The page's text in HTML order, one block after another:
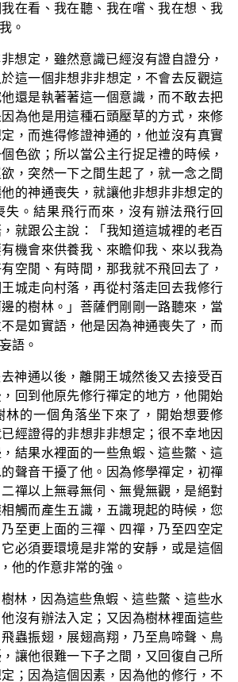
在看、我在聽、我在嚐、我在想、我
。
想定，雖然意識已經沒有證自證分，
這一個非想非非想定，不會去反觀這
還是執著著這一個意識，而不敢去把
為他是用這種石頭壓草的方式，來修
，而進得修證神通的，他並沒有真實
色欲；所以當公主行捉足禮的時候，
，突然一下之間生起了，就一念之間
的神通喪失，就讓他非想非非想定的
失。結果飛行而來，沒有辦法飛行回
就跟公主說：「我知道這城裡的老百
機會來供養我、來瞻仰我、來以我為
空閒、有時間，那我就不飛回去了，
城走向村落，再從村落走回去我修行
的樹林。」菩薩們剛剛一路聽來，當
是如實語，他是因為神通喪失了，而
語。
神通以後，離開王城然後又去接受百
回到他原先修行禪定的地方，他開始
林的一個角落坐下來了，開始想要修
經證得的非想非非想定；很不幸地因
結果水裡面的一些魚蝦、這些鱉、這
聲音干擾了他。因為修學禪定，初禪
禪以上無尋無伺、無覺無觀，是絕對
觸而產生五識，五識現起的時候，您
至更上面的三禪、四禪，乃至四空定
必須要環境是非常的安靜，或是這個
他的作意非常的強。
林，因為這些魚蝦、這些鱉、這些水
沒有辦法入定；又因為樹林裡面這些
蟲振翅，展翅高翔，乃至鳥啼聲、鳥
讓他很難一下子之間，又回復自己所
；因為這個因素，因為他的修行，不